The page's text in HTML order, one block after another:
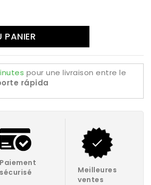
PANIER
pour une livraison entre le
rápida
Paiement
sécurisé
Meilleures
ventes